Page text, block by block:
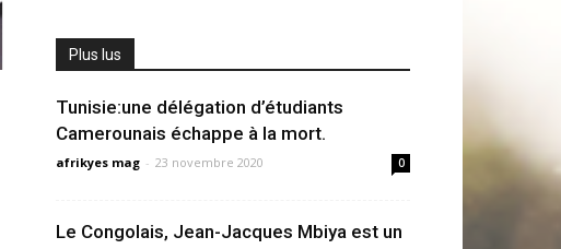
Plus lus
Tunisie:une délégation d’étudiants
Camerounais échappe à la mort.
afrikyes mag - 23 novembre 2020 0
Le Congolais, Jean-Jacques Mbiya est un